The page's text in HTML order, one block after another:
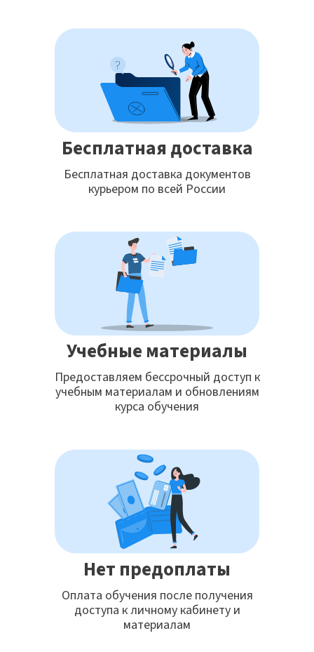
Бесплатная доставка
Бесплатная доставка документов
курьером по всей России
Учебные материалы
Предоставляем бессрочный доступ к
учебным материалам и обновлениям
курса обучения
Нет предоплаты
Оплата обучения после получения
доступа к личному кабинету и
материалам